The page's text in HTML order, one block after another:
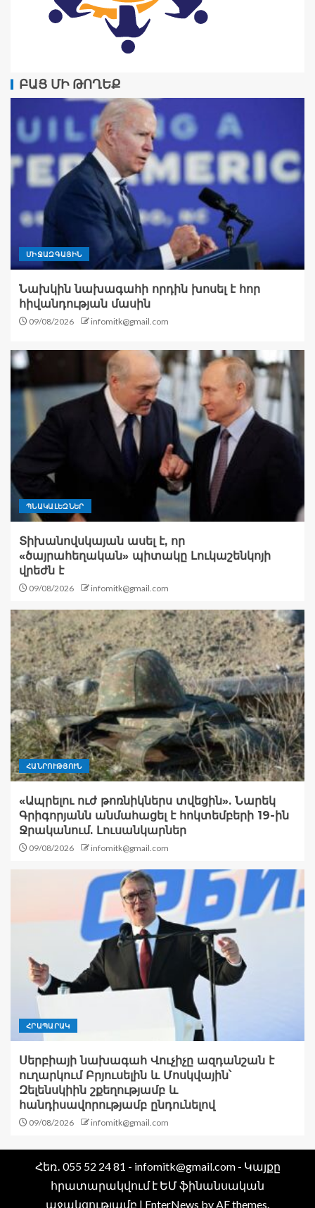
ԲԱՑ ՄԻ ԹՈՂԵՔ
ՄԻՋԱԶԳԱՅԻՆ
Նախկին նախագահի որդին խոսել է հոր
հիվանդության մասին
09/08/2026 infomitk@gmail.com
ՊՆԱԿԱԼԵԶՆԵՐ
Տիխանովսկայան ասել է, որ
«ծայրահեղական» պիտակը Լուկաշենկոյի
վրեժն է
09/08/2026 infomitk@gmail.com
ՀԱՆՐՈՒԹՅՈՒՆ
«Ապրելու ուժ թոռնիկներս տվեցին». Նարեկ
Գրիգորյանն անմահացել է հոկտեմբերի 19-ին
Ջրականում. Լուսանկարներ
09/08/2026 infomitk@gmail.com
ՀՐԱՊԱՐԱԿ
Սերբիայի նախագահ Վուչիչը ազդանշան է
ուղարկում Բրյուսելին և Մոսկվային՝
Զելենսկիին շքեղությամբ և
հանդիսավորությամբ ընդունելով
09/08/2026 infomitk@gmail.com
Հեռ․ 055 52 24 81 - infomitk@gmail.com - Կայքը
հրատարակվում է ԵՄ ֆինանսական
աջակցությամբ | EnterNews by AF themes.